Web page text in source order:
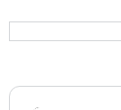
「呼吸 3」オ